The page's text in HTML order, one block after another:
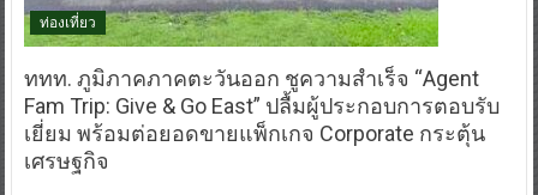
ท่องเที่ยว
ททท. ภูมิภาคภาคตะวันออก ชูความสำเร็จ “Agent
Fam Trip: Give & Go East” ปลื้มผู้ประกอบการตอบรับ
เยี่ยม พร้อมต่อยอดขายแพ็กเกจ Corporate กระตุ้น
เศรษฐกิจ